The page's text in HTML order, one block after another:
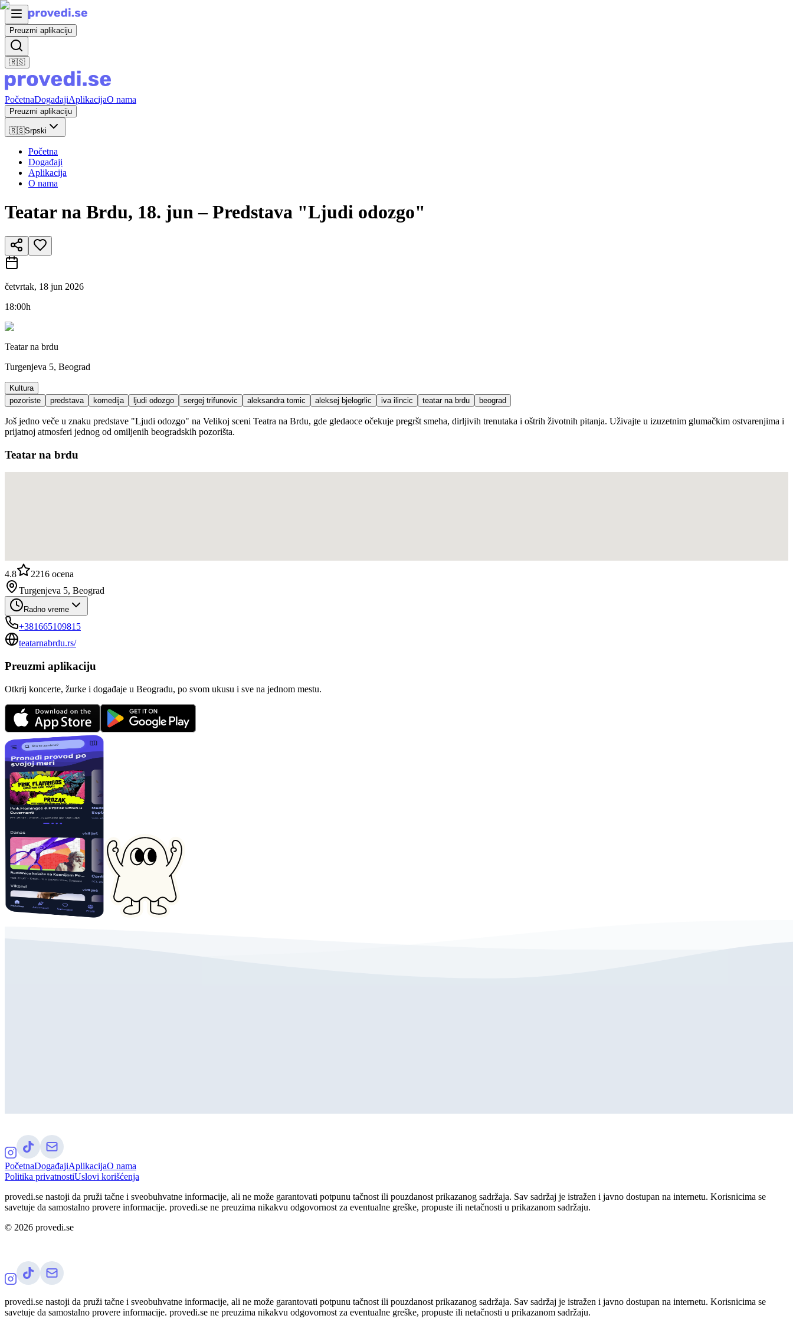
Preuzmi aplikaciju
🇷🇸
PočetnaDogađajiAplikacijaO nama
Preuzmi aplikaciju
🇷🇸Srpski
Početna
Događaji
Aplikacija
O nama
Teatar na Brdu, 18. jun – Predstava "Ljudi odozgo"
četvrtak, 18 jun 2026
18:00h
Teatar na brdu
Turgenjeva 5, Beograd
Kultura
pozoriste
predstava komedija ljudi odozgo sergej trifunovic aleksandra tomic aleksej bjelogrlic iva ilincic teatar na brdu beograd
Još jedno veče u znaku predstave "Ljudi odozgo" na Velikoj sceni Teatra na Brdu, gde gledaoce očekuje pregršt smeha, dirljivih trenutaka i oštrih životnih pitanja. Uživajte u izuzetnim glumačkim ostvarenjima i
prijatnoj atmosferi jednog od omiljenih beogradskih pozorišta.
Teatar na brdu
4.8 2216 ocena
Turgenjeva 5, Beograd
Radno vreme
+381665109815
teatarnabrdu.rs/
Preuzmi aplikaciju
Otkrij koncerte, žurke i događaje u Beogradu, po svom ukusu i sve na jednom mestu.
PočetnaDogađajiAplikacijaO nama
Politika privatnostiUslovi korišćenja
provedi.se nastoji da pruži tačne i sveobuhvatne informacije, ali ne može garantovati potpunu tačnost ili pouzdanost prikazanog sadržaja. Sav sadržaj je istražen i javno dostupan na internetu. Korisnicima se
savetuje da samostalno provere informacije. provedi.se ne preuzima nikakvu odgovornost za eventualne greške, propuste ili netačnosti u prikazanom sadržaju.
© 2026 provedi.se
provedi.se nastoji da pruži tačne i sveobuhvatne informacije, ali ne može garantovati potpunu tačnost ili pouzdanost prikazanog sadržaja. Sav sadržaj je istražen i javno dostupan na internetu. Korisnicima se
savetuje da samostalno provere informacije. provedi.se ne preuzima nikakvu odgovornost za eventualne greške, propuste ili netačnosti u prikazanom sadržaju.